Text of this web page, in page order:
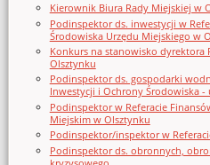
Kierownik Biura Rady Miejskiej w
Podinspektor ds. inwestycji w
Środowiska Urzędu Miejskiego w
Konkurs na stanowisko dyrektora
Olsztynku
Podinspektor ds. gospodarki
Inwestycji i Ochrony Środowiska -
Podinspektor w Referacie
Miejskim w Olsztynku
Podinspektor/inspektor w
Podinspektor ds. obronnych,